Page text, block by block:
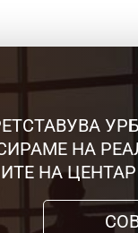
НА
НА ЦЕНТАР